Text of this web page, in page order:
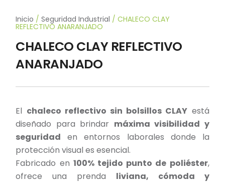
Inicio /Seguridad Industrial / CHALECO CLAY
REFLECTIVO ANARANJADO
CHALECO CLAY REFLECTIVO
ANARANJADO
El chaleco reflectivo sin bolsillos CLAY está
diseñado para brindar máxima visibilidad y
seguridad en entornos laborales donde la
protección visual es esencial.
Fabricado en 100% tejido punto de poliéster,
ofrece una prenda liviana, cómoda y